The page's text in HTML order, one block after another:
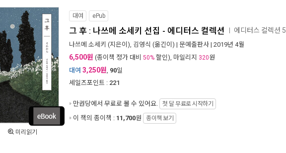
미리읽기
대여 ePub
그 후 : 나쓰메 소세키 선집 - 에디터스 컬렉션 에디터스 컬렉션 5
나쓰메 소세키 (지은이), 김영식 (옮긴이) | 문예출판사 | 2019년 4월
6,500원 (종이책 정가 대비 50% 할인), 마일리지 320원
대여 3,250원, 90일
세일즈포인트 : 221
만권당에서 무료로 볼 수 있어요. 첫 달 무료로 시작하기
이 책의 종이책 : 11,700원 종이책 보기